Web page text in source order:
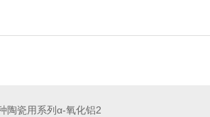
陶瓷用系列α-氧化铝2